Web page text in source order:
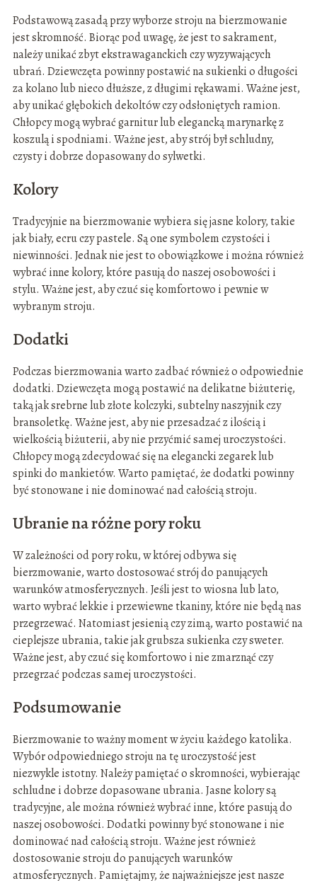
Podstawową zasadą przy wyborze stroju na bierzmowanie
jest skromność. Biorąc pod uwagę, że jest to sakrament,
należy unikać zbyt ekstrawaganckich czy wyzywających
ubrań. Dziewczęta powinny postawić na sukienki o długości
za kolano lub nieco dłuższe, z długimi rękawami. Ważne jest,
aby unikać głębokich dekoltów czy odsłoniętych ramion.
Chłopcy mogą wybrać garnitur lub elegancką marynarkę z
koszulą i spodniami. Ważne jest, aby strój był schludny,
czysty i dobrze dopasowany do sylwetki.
Kolory
Tradycyjnie na bierzmowanie wybiera się jasne kolory, takie
jak biały, ecru czy pastele. Są one symbolem czystości i
niewinności. Jednak nie jest to obowiązkowe i można również
wybrać inne kolory, które pasują do naszej osobowości i
stylu. Ważne jest, aby czuć się komfortowo i pewnie w
wybranym stroju.
Dodatki
Podczas bierzmowania warto zadbać również o odpowiednie
dodatki. Dziewczęta mogą postawić na delikatne biżuterię,
taką jak srebrne lub złote kolczyki, subtelny naszyjnik czy
bransoletkę. Ważne jest, aby nie przesadzać z ilością i
wielkością biżuterii, aby nie przyćmić samej uroczystości.
Chłopcy mogą zdecydować się na elegancki zegarek lub
spinki do mankietów. Warto pamiętać, że dodatki powinny
być stonowane i nie dominować nad całością stroju.
Ubranie na różne pory roku
W zależności od pory roku, w której odbywa się
bierzmowanie, warto dostosować strój do panujących
warunków atmosferycznych. Jeśli jest to wiosna lub lato,
warto wybrać lekkie i przewiewne tkaniny, które nie będą nas
przegrzewać. Natomiast jesienią czy zimą, warto postawić na
cieplejsze ubrania, takie jak grubsza sukienka czy sweter.
Ważne jest, aby czuć się komfortowo i nie zmarznąć czy
przegrzać podczas samej uroczystości.
Podsumowanie
Bierzmowanie to ważny moment w życiu każdego katolika.
Wybór odpowiedniego stroju na tę uroczystość jest
niezwykle istotny. Należy pamiętać o skromności, wybierając
schludne i dobrze dopasowane ubrania. Jasne kolory są
tradycyjne, ale można również wybrać inne, które pasują do
naszej osobowości. Dodatki powinny być stonowane i nie
dominować nad całością stroju. Ważne jest również
dostosowanie stroju do panujących warunków
atmosferycznych. Pamiętajmy, że najważniejsze jest nasze